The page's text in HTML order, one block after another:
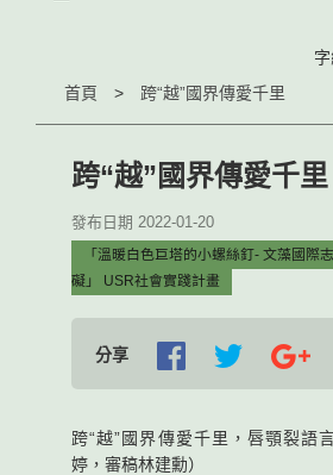
首頁 跨“越”國界傳愛千里
跨“越”國界傳愛千里
發布日期 2022-01-20
「溫暖白色巨塔的小螺絲釘- 文藻國際
礙」 USR社會實踐計畫
分享
跨“越”國界傳愛千里，唇顎裂語
婷，審稿林建勳）